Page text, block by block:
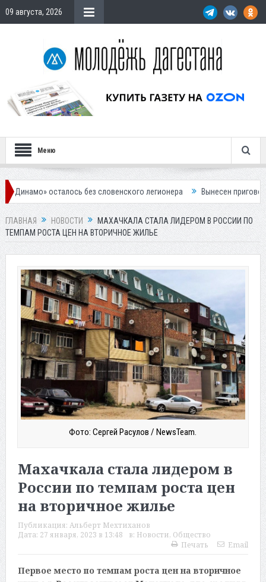
09 августа, 2026
Меню
без словенского легионера Вынесен приговор по делу о
ГЛАВНАЯ НОВОСТИ
МАХАЧКАЛА СТАЛА ЛИДЕРОМ В РОССИИ ПО
ТЕМПАМ РОСТА ЦЕН НА ВТОРИЧНОЕ ЖИЛЬЕ
Фото: Сергей Расулов / NewsTeam.
Махачкала стала лидером в
России по темпам роста цен
на вторичное жилье
Публикация: Альберт Мехтиханов
Дата: 27 января, 2023 в 13:48 в: Новости, Общество
Печать
Email
Первое место по темпам роста цен на вторичное